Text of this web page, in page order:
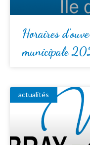
Horaires
municipale
actualités